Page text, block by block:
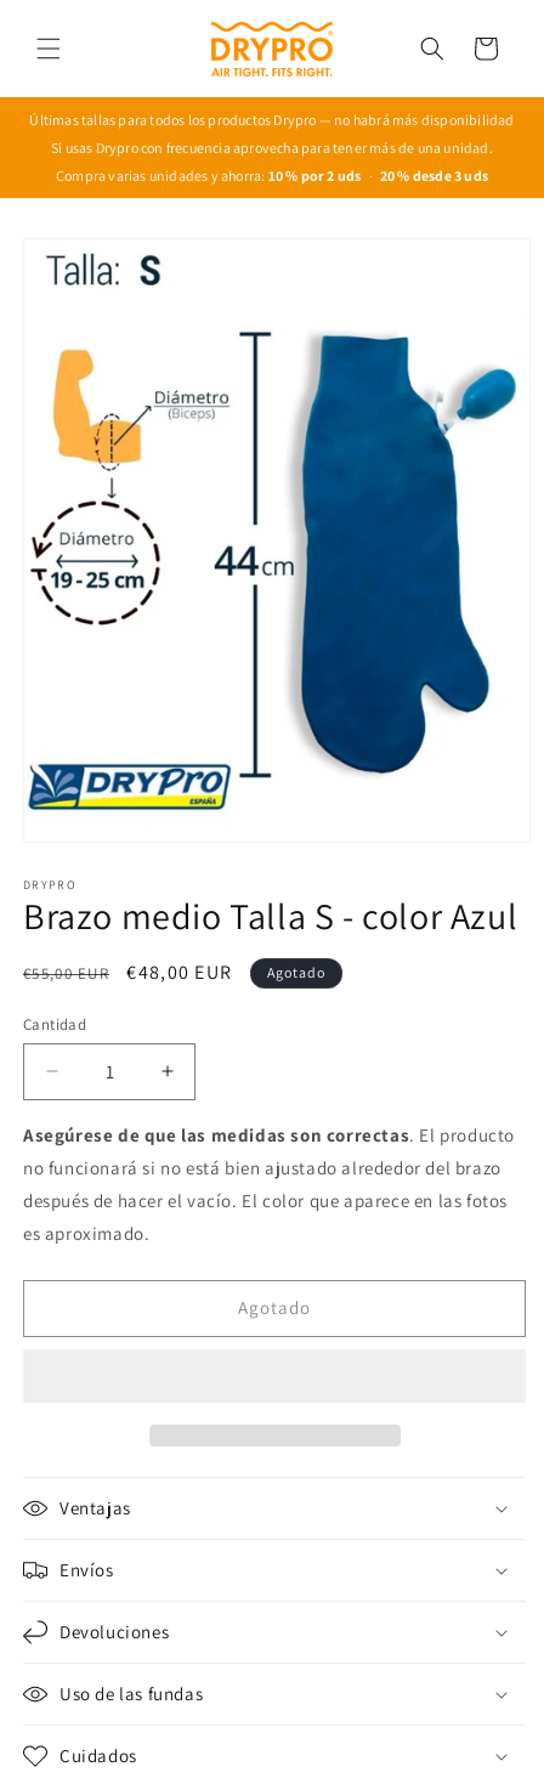
al contenido
Carrito
Últimas tallas para todos los productos Drypro — no habrá más disponibilidad
Si usas Drypro con frecuencia aprovecha para tener más de una unidad.
Compra varias unidades y ahorra: 10 % por 2 uds · 20 % desde 3 uds
a la
información
DRYPRO
Brazo medio Talla S - color Azul
Precio
€55,00 EUR
Precio
€48,00 EUR Agotado
Cantidad
Reducir
cantidad
para
Brazo
medio
Talla
S
color
Aumentar
cantidad
para
Brazo
medio
Talla
color
Asegúrese de que las medidas son correctas. El producto
no funcionará si no está bien ajustado alrededor del brazo
después de hacer el vacío. El color que aparece en las fotos
es aproximado.
Agotado
Ventajas
Envíos
Devoluciones
Uso de las fundas
Cuidados